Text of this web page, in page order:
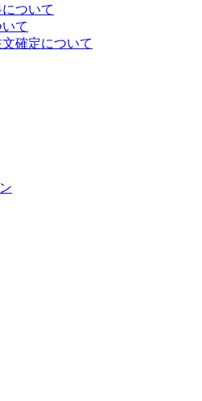
ついて
て
確定について